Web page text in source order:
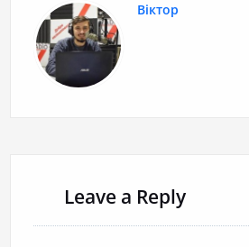
Віктор
Leave a Reply